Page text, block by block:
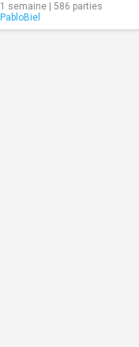
1 semaine | 586 parties
PabloBiel